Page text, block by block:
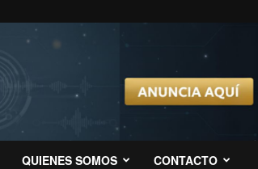
QUIENES SOMOS CONTACTO